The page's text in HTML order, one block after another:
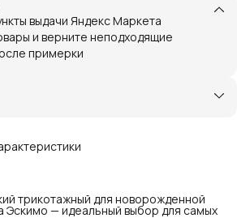
выдачи Яндекс Маркета
и верните неподходящие
примерки
трикотажный для новорожденной
Эскимо — идеальный выбор для самых